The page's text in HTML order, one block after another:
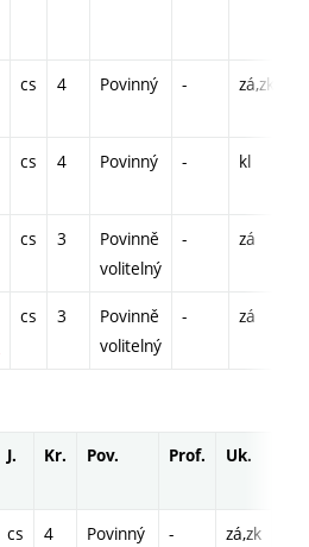
cs 4 Povinný - zá,zk
cs 4 Povinný - kl
cs 3
Povinně
volitelný
- zá
cs 3
Povinně
volitelný
- zá
J. Kr. Pov. Prof. Uk.
cs 4 Povinný - zá,zk